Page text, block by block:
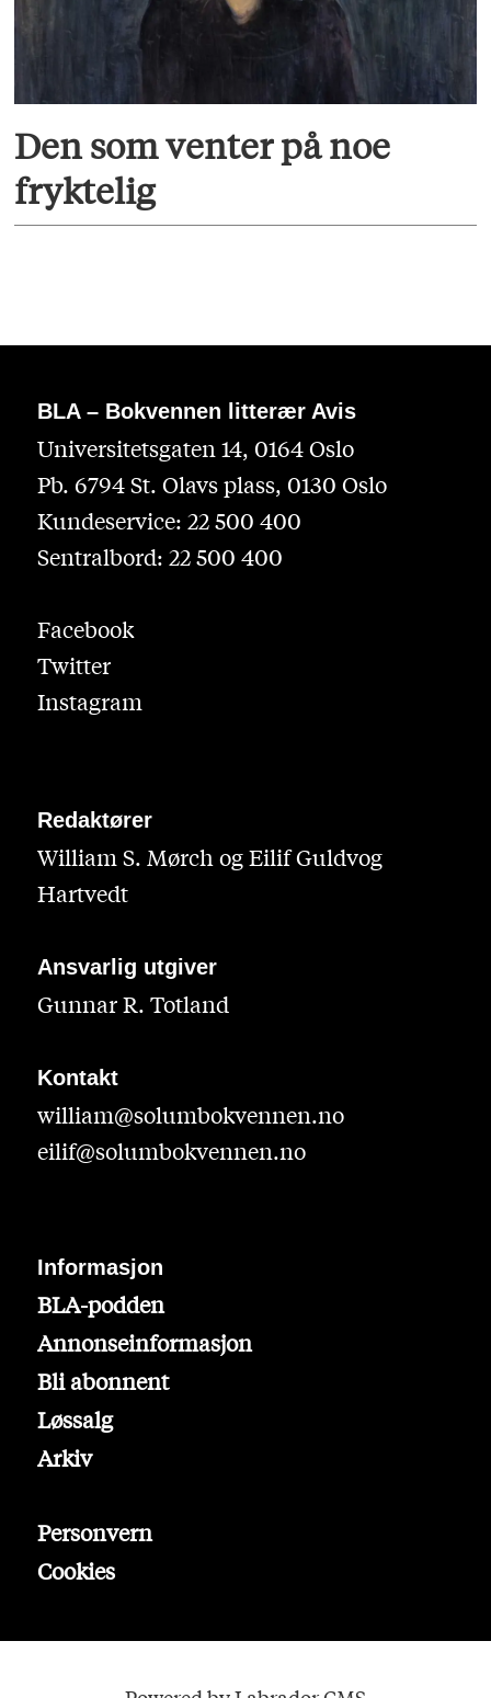
Den som venter på noe
fryktelig
BLA – Bokvennen litterær Avis
Universitetsgaten 14, 0164 Oslo
Pb. 6794 St. Olavs plass, 0130 Oslo
Kundeservice: 22 500 400
Sentralbord: 22 500 400
Facebook
Twitter
Instagram
Redaktører
William S. Mørch og Eilif Guldvog
Hartvedt
Ansvarlig utgiver
Gunnar R. Totland
Kontakt
william@solumbokvennen.no
eilif@solumbokvennen.no
Informasjon
BLA-podden
Annonseinformasjon
Bli abonnent
Løssalg
Arkiv
Personvern
Cookies